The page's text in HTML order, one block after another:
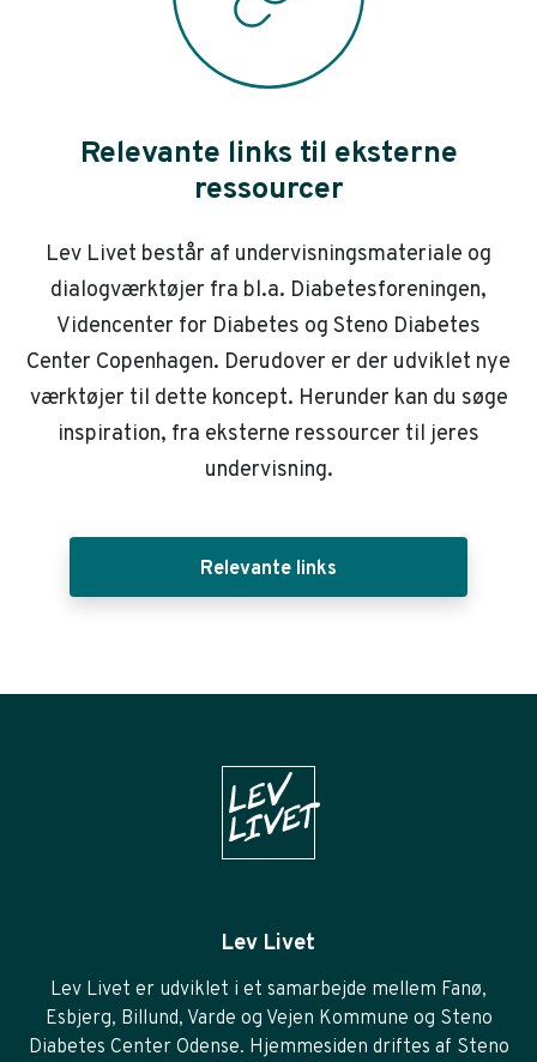
Relevante links til eksterne
ressourcer
Lev Livet består af undervisningsmateriale og
dialogværktøjer fra bl.a. Diabetesforeningen,
Videncenter for Diabetes og Steno Diabetes
Center Copenhagen. Derudover er der udviklet nye
værktøjer til dette koncept. Herunder kan du søge
inspiration, fra eksterne ressourcer til jeres
undervisning.
Relevante links
Lev Livet
Lev Livet er udviklet i et samarbejde mellem Fanø,
Esbjerg, Billund, Varde og Vejen Kommune og Steno
Diabetes Center Odense. Hjemmesiden driftes af Steno